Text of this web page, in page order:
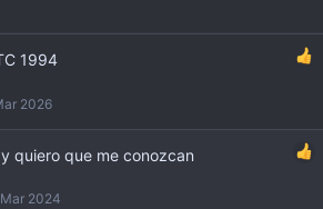
1994
2026
quiero que me conozcan
2024